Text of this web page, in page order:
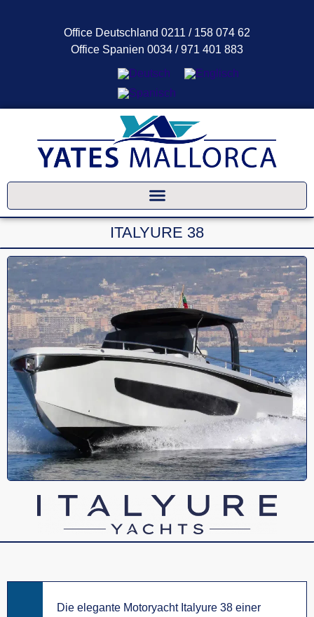
Office Deutschland 0211 / 158 074 62
Office Spanien 0034 / 971 401 883
ITALYURE 38
Die elegante Motoryacht Italyure 38 einer
FAQ-Assistent